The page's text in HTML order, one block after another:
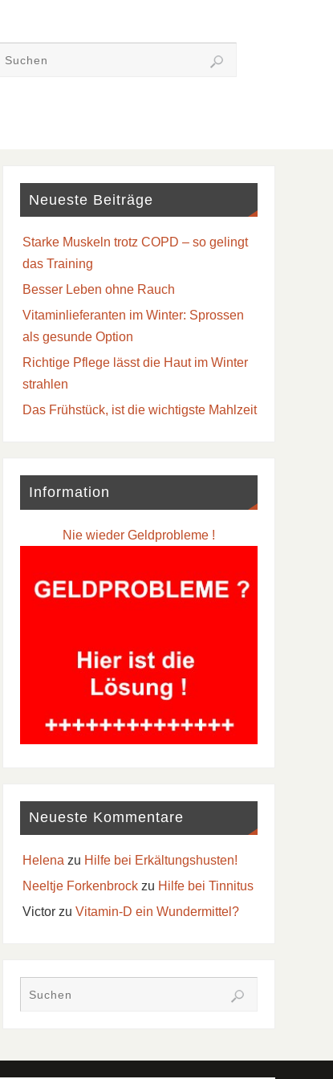
Neueste Beiträge
Starke Muskeln trotz COPD – so gelingt
das Training
Besser Leben ohne Rauch
Vitaminlieferanten im Winter: Sprossen
als gesunde Option
Richtige Pflege lässt die Haut im Winter
strahlen
Das Frühstück, ist die wichtigste Mahlzeit
Information
Nie wieder Geldprobleme !
Neueste Kommentare
Helena zu Hilfe bei Erkältungshusten!
Neeltje Forkenbrockzu Hilfe bei Tinnitus
Victorzu Vitamin-D ein Wundermittel?